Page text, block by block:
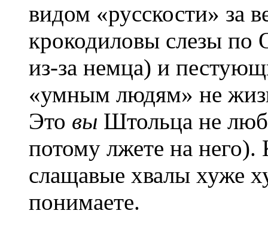
видом «русскости» за
крокодиловы слезы по
из-за немца) и
«умным людям» не
Это вы Штольца не
потому лжете на
слащавые хвалы хуже
понимаете.